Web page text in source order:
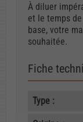
À diluer
et le temps
base, votre
souhaitée.
Fiche
Type :